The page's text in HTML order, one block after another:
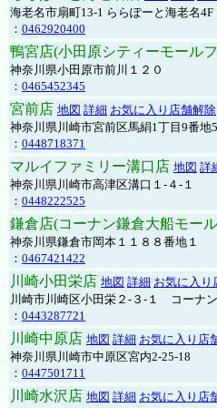
海老名市扇町13-1 ららぽーと海老名4F
： 0462920400
鴨宮店(小田原シティーモール
神奈川県小田原市前川１２０
： 0465452345
宮前店 地図 詳細 お気に入り店舗解除
神奈川県川崎市宮前区馬絹1丁目9番地
： 0448718371
マルイファミリー溝口店 地図 詳
神奈川県川崎市高津区溝口１-４-１
： 0448222525
鎌倉店(コーナン鎌倉大船モー
神奈川県鎌倉市岡本１１８８番地１
： 0467421422
川崎小田栄店 地図 詳細 お気に入り
川崎市川崎区小田栄２‐３‐１ コーナ
： 0443287721
川崎中原店 地図 詳細 お気に入り店
神奈川県川崎市中原区宮内2-25-18
： 0447501711
川崎水沢店 地図 詳細 お気に入り店